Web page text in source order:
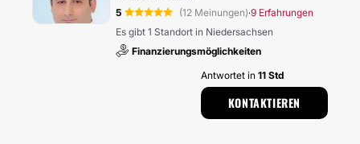
5 (12 Meinungen)·9 Erfahrungen
Es gibt 1 Standort in Niedersachsen
Finanzierungsmöglichkeiten
Antwortet in 11 Std
KONTAKTIEREN